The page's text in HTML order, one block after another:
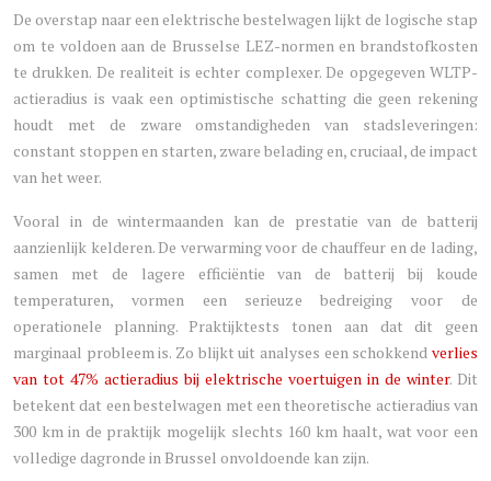
De overstap naar een elektrische bestelwagen lijkt de logische stap
om te voldoen aan de Brusselse LEZ-normen en brandstofkosten
te drukken. De realiteit is echter complexer. De opgegeven WLTP-
actieradius is vaak een optimistische schatting die geen rekening
houdt met de zware omstandigheden van stadsleveringen:
constant stoppen en starten, zware belading en, cruciaal, de impact
van het weer.
Vooral in de wintermaanden kan de prestatie van de batterij
aanzienlijk kelderen. De verwarming voor de chauffeur en de lading,
samen met de lagere efficiëntie van de batterij bij koude
temperaturen, vormen een serieuze bedreiging voor de
operationele planning. Praktijktests tonen aan dat dit geen
marginaal probleem is. Zo blijkt uit analyses een schokkend verlies
van tot 47% actieradius bij elektrische voertuigen in de winter. Dit
betekent dat een bestelwagen met een theoretische actieradius van
300 km in de praktijk mogelijk slechts 160 km haalt, wat voor een
volledige dagronde in Brussel onvoldoende kan zijn.